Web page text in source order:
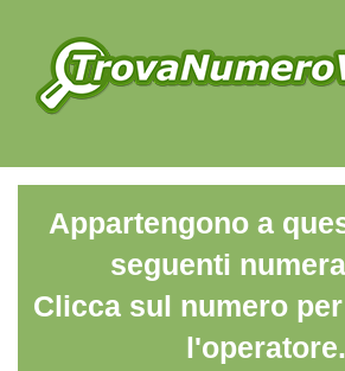
Appartengono a
seguenti
Clicca sul numero
l'operatore.